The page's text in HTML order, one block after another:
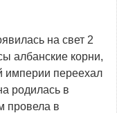
на свет 2
албанские корни,
империи переехал
родилась в
провела в